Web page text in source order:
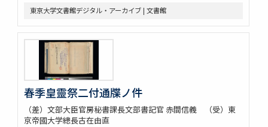
東京大学文書館デジタル・アーカイブ | 文書館
春季皇靈祭二付通牒ノ件
（差）文部大臣官房秘書課長文部書記官 赤間信義 （受）東
京帝國大学總長古在由直